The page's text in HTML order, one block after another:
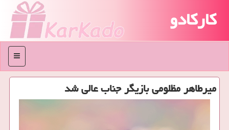
کارکادو
منو
میرطاهر مظلومی بازیگر جناب عالی شد